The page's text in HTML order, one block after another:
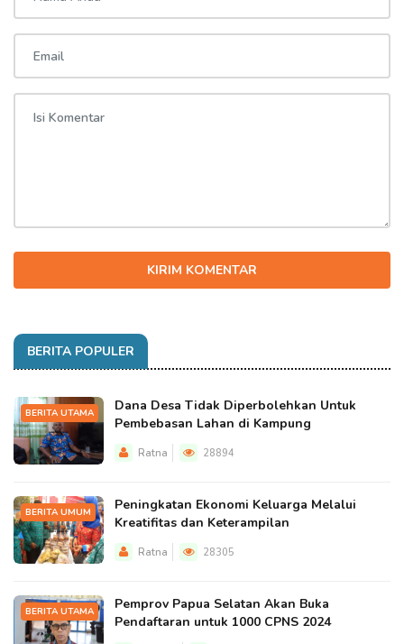
KIRIM KOMENTAR
BERITA POPULER
BERITA UTAMA
Dana Desa Tidak Diperbolehkan Untuk
Pembebasan Lahan di Kampung
Ratna 28894
BERITA UMUM
Peningkatan Ekonomi Keluarga Melalui
Kreatifitas dan Keterampilan
Ratna 28305
BERITA UTAMA
Pemprov Papua Selatan Akan Buka
Pendaftaran untuk 1000 CPNS 2024